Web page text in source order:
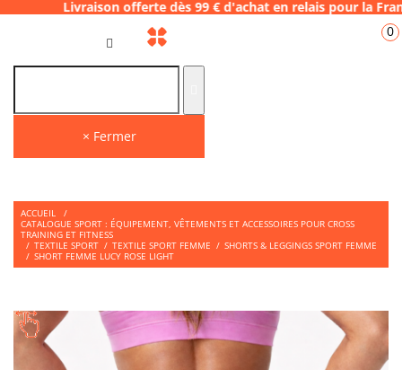
offerte dès 99 € d'achat en relais
× Fermer
0
ACCUEIL
/
CATALOGUE SPORT : ÉQUIPEMENT, VÊTEMENTS ET ACCESSOIRES POUR CROSS
TRAINING ET FITNESS
/ TEXTILE SPORT / TEXTILE SPORT FEMME / SHORTS & LEGGINGS SPORT FEMME
/ SHORT FEMME LUCY ROSE LIGHT